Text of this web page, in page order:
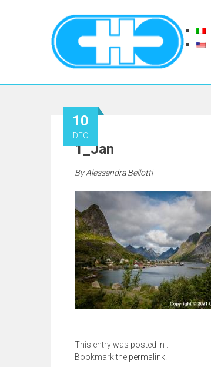
1_Jan
10
DEC
ByAlessandra Bellotti
This entry was posted in .
Bookmark the permalink